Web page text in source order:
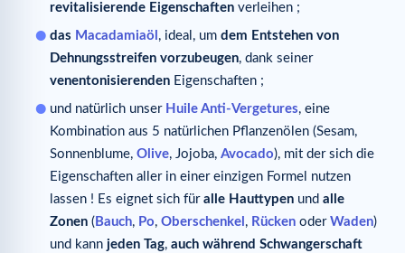
revitalisierende Eigenschaften verleihen ;
das Macadamiaöl , ideal, um dem Entstehen von
Dehnungsstreifen vorzubeugen, dank seiner
venentonisierenden Eigenschaften ;
und natürlich unser Huile Anti-Vergetures, eine
Kombination aus 5 natürlichen Pflanzenölen (Sesam,
Sonnenblume, Olive, Jojoba, Avocado), mit der sich die
Eigenschaften aller in einer einzigen Formel nutzen
lassen ! Es eignet sich für alle Hauttypen und alle
Zonen ( Bauch, Po, Oberschenkel , Rücken oder Waden)
und kann jeden Tag, auch während Schwangerschaft